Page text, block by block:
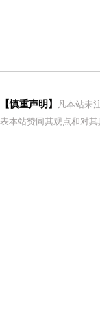
【慎重声明】
凡本站未
表本站赞同其观点和对